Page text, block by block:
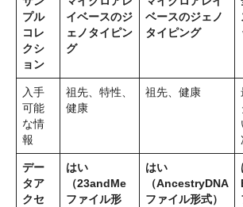
プル
コレ
クシ
ョン
イベースのジ
ェノタイピン
グ
ベースのジェノ
タイピング
入手
可能
な情
報
祖先、特性、
健康
祖先、健康
デー
タア
クセ
はい
（23andMe
ファイル形
はい
（AncestryDNA
ファイル形式）